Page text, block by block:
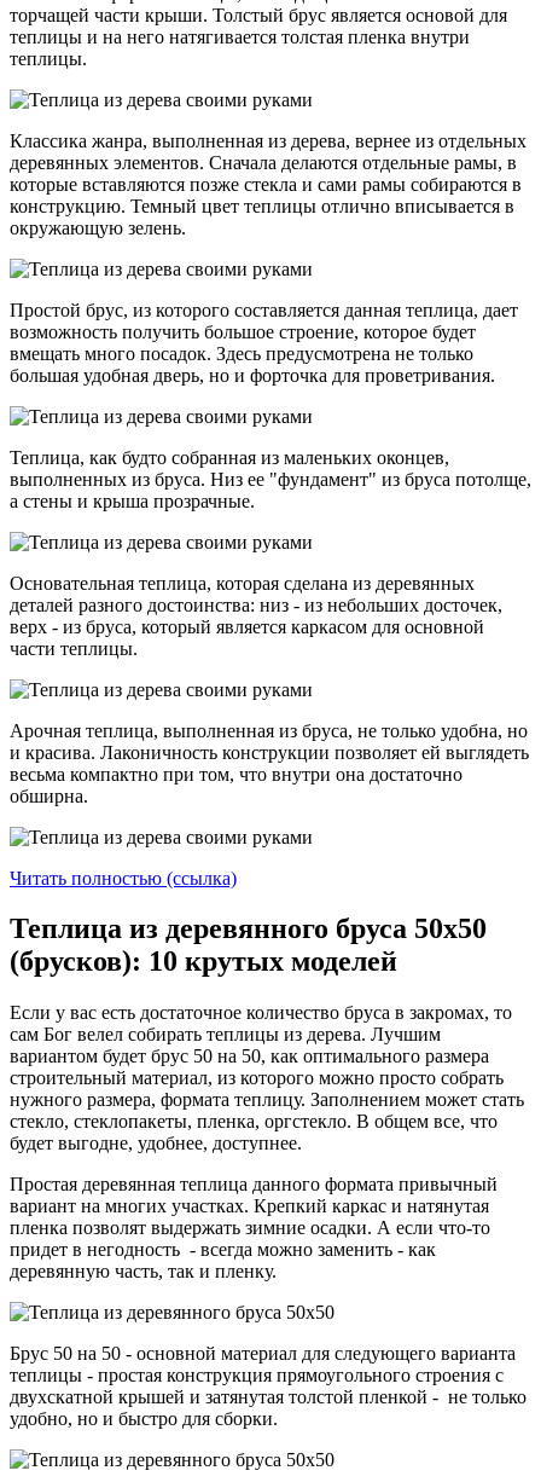
торчащей части крыши. Толстый брус является основой для
теплицы и на него натягивается толстая пленка внутри
теплицы.
Классика жанра, выполненная из дерева, вернее из отдельных
деревянных элементов. Сначала делаются отдельные рамы, в
которые вставляются позже стекла и сами рамы собираются в
конструкцию. Темный цвет теплицы отлично вписывается в
окружающую зелень.
Простой брус, из которого составляется данная теплица, дает
возможность получить большое строение, которое будет
вмещать много посадок. Здесь предусмотрена не только
большая удобная дверь, но и форточка для проветривания.
Теплица, как будто собранная из маленьких оконцев,
выполненных из бруса. Низ ее "фундамент" из бруса потолще,
а стены и крыша прозрачные.
Основательная теплица, которая сделана из деревянных
деталей разного достоинства: низ - из небольших досточек,
верх - из бруса, который является каркасом для основной
части теплицы.
Арочная теплица, выполненная из бруса, не только удобна, но
и красива. Лаконичность конструкции позволяет ей выглядеть
весьма компактно при том, что внутри она достаточно
обширна.
Читать полностью (ссылка)
Теплица из деревянного бруса 50х50
(брусков): 10 крутых моделей
Если у вас есть достаточное количество бруса в закромах, то
сам Бог велел собирать теплицы из дерева. Лучшим
вариантом будет брус 50 на 50, как оптимального размера
строительный материал, из которого можно просто собрать
нужного размера, формата теплицу. Заполнением может стать
стекло, стеклопакеты, пленка, оргстекло. В общем все, что
будет выгодне, удобнее, доступнее.
Простая деревянная теплица данного формата привычный
вариант на многих участках. Крепкий каркас и натянутая
пленка позволят выдержать зимние осадки. А если что-то
придет в негодность - всегда можно заменить - как
деревянную часть, так и пленку.
Брус 50 на 50 - основной материал для следующего варианта
теплицы - простая конструкция прямоугольного строения с
двухскатной крышей и затянутая толстой пленкой - не только
удобно, но и быстро для сборки.